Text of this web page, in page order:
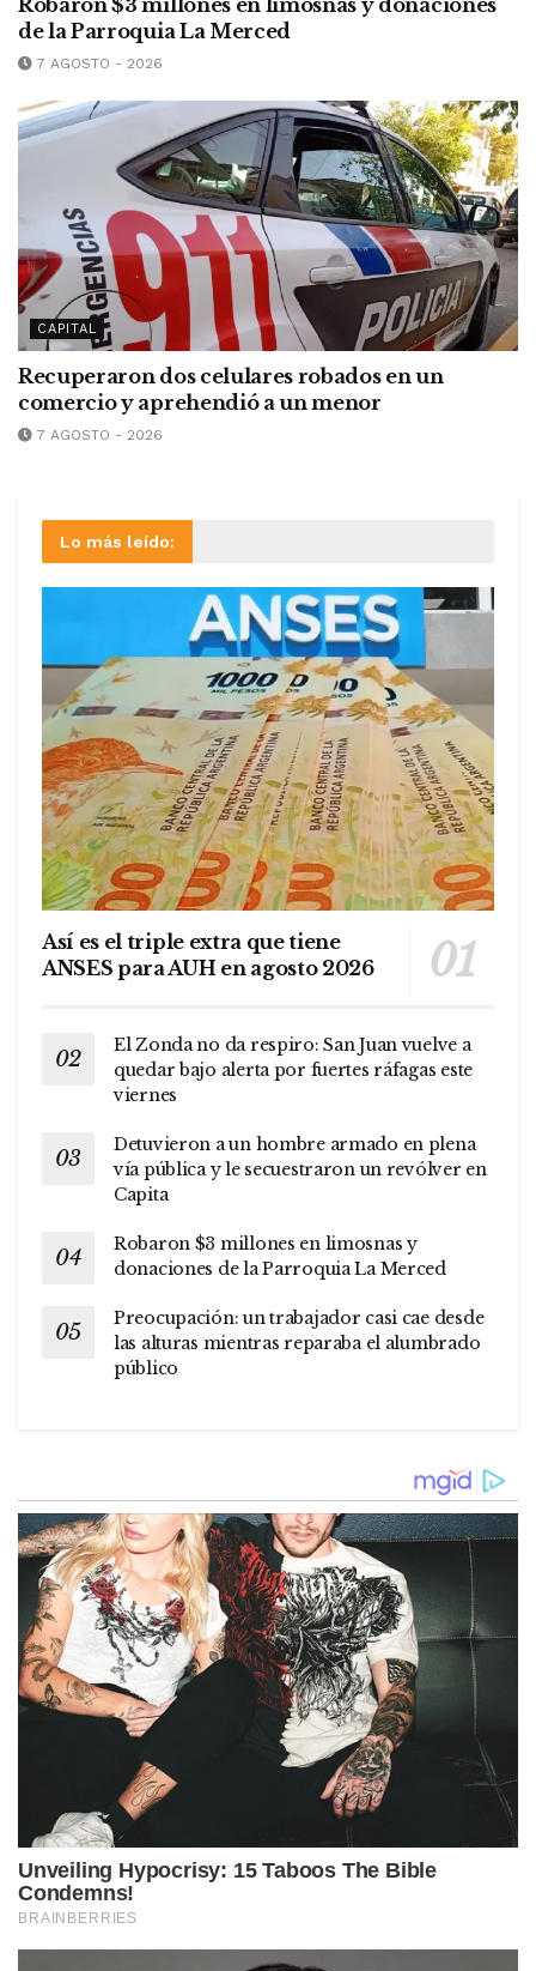
de la Parroquia La Merced
7 AGOSTO - 2026
CAPITAL
Recuperaron dos celulares robados en un
comercio y aprehendió a un menor
7 AGOSTO - 2026
Lo más leído:
Así es el triple extra que tiene
ANSES para AUH en agosto 2026
El Zonda no da respiro: San Juan vuelve a
quedar bajo alerta por fuertes ráfagas este
viernes
Detuvieron a un hombre armado en plena
vía pública y le secuestraron un revólver en
Capita
Robaron $3 millones en limosnas y
donaciones de la Parroquia La Merced
Preocupación: un trabajador casi cae desde
las alturas mientras reparaba el alumbrado
público